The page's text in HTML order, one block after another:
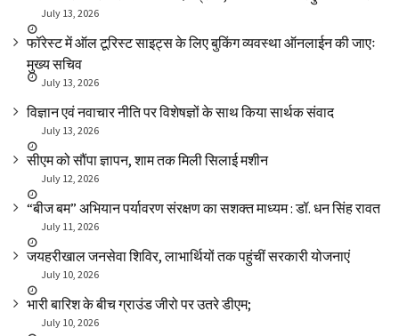
July 13, 2026
फॉरेस्ट में ऑल टूरिस्ट साइट्स के लिए बुकिंग व्यवस्था ऑनलाईन की जाएः
मुख्य सचिव
July 13, 2026
विज्ञान एवं नवाचार नीति पर विशेषज्ञों के साथ किया सार्थक संवाद
July 13, 2026
सीएम को सौंपा ज्ञापन, शाम तक मिली सिलाई मशीन
July 12, 2026
“बीज बम” अभियान पर्यावरण संरक्षण का सशक्त माध्यम : डॉ. धन सिंह रावत
July 11, 2026
जयहरीखाल जनसेवा शिविर, लाभार्थियों तक पहुंचीं सरकारी योजनाएं
July 10, 2026
भारी बारिश के बीच ग्राउंड जीरो पर उतरे डीएम;
July 10, 2026